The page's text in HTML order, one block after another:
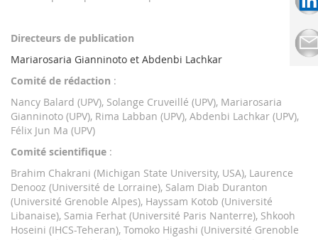
Directeurs de publication
Mariarosaria Gianninoto et Abdenbi Lachkar
Comité de rédaction :
Nancy Balard (UPV), Solange Cruveillé (UPV), Mariarosaria
Gianninoto (UPV), Rima Labban (UPV), Abdenbi Lachkar (UPV),
Félix Jun Ma (UPV)
Comité scientifique :
Brahim Chakrani (Michigan State University, USA), Laurence
Denooz (Université de Lorraine), Salam Diab Duranton
(Université Grenoble Alpes), Hayssam Kotob (Université
Libanaise), Samia Ferhat (Université Paris Nanterre), Shkooh
Hoseini (IHCS-Teheran), Tomoko Higashi (Université Grenoble